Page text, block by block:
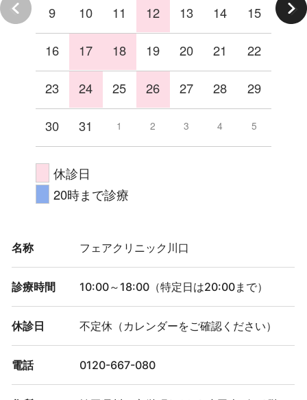
9 10 11 12 13 14 15
16 17 18 19 20 21 22
23 24 25 26 27 28 29
30 31 1 2 3 4 5
休診日
20時まで診療
名称 フェアクリニック川口
診療時間 10:00～18:00（特定日は20:00まで）
休診日 不定休（カレンダーをご確認ください）
電話 0120-667-080